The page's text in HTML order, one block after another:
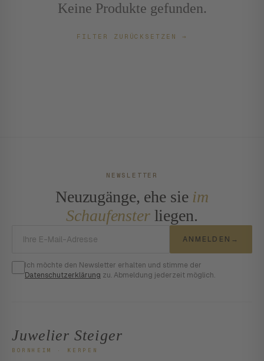
Keine Produkte gefunden.
FILTER ZURÜCKSETZEN →
NEWSLETTER
Neuzugänge, ehe sie im
Schaufensterliegen.
ANMELDEN →
Ich möchte den Newsletter erhalten und stimme der
Datenschutzerklärung zu. Abmeldung jederzeit möglich.
Juwelier Steiger
BORNHEIM · KERPEN